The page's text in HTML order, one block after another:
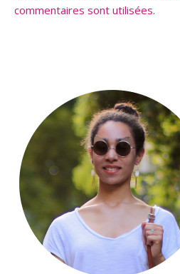
commentaires sont utilisées.